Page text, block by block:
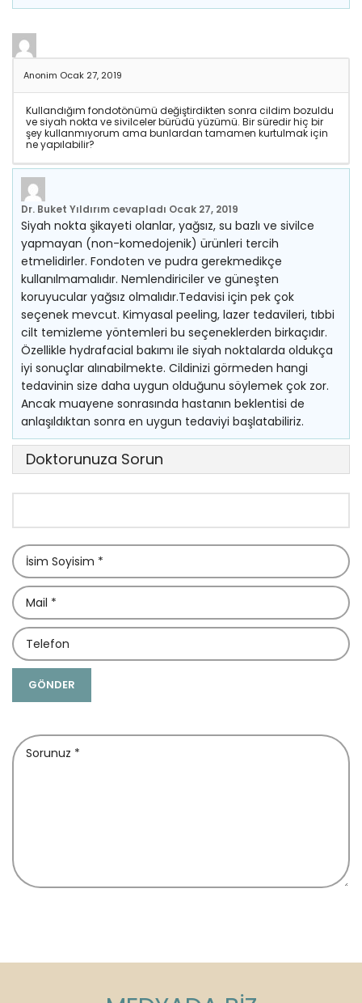
Anonim Ocak 27, 2019
Kullandığım fondotönümü değiştirdikten sonra cildim bozuldu
ve siyah nokta ve sivilceler bürüdü yüzümü. Bir süredir hiç bir
şey kullanmıyorum ama bunlardan tamamen kurtulmak için
ne yapılabilir?
Dr. Buket Yıldırım cevapladı Ocak 27, 2019
Siyah nokta şikayeti olanlar, yağsız, su bazlı ve sivilce
yapmayan (non-komedojenik) ürünleri tercih
etmelidirler. Fondoten ve pudra gerekmedikçe
kullanılmamalıdır. Nemlendiriciler ve güneşten
koruyucular yağsız olmalıdır.Tedavisi için pek çok
seçenek mevcut. Kimyasal peeling, lazer tedavileri, tıbbi
cilt temizleme yöntemleri bu seçeneklerden birkaçıdır.
Özellikle hydrafacial bakımı ile siyah noktalarda oldukça
iyi sonuçlar alınabilmekte. Cildinizi görmeden hangi
tedavinin size daha uygun olduğunu söylemek çok zor.
Ancak muayene sonrasında hastanın beklentisi de
anlaşıldıktan sonra en uygun tedaviyi başlatabiliriz.
Doktorunuza Sorun